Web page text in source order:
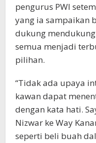
pengurus PWI
yang ia sampaikan
dukung
semua menjadi
pilihan.
“Tidak ada upaya
kawan dapat
dengan kata hati.
Nizwar ke Way
seperti beli buah